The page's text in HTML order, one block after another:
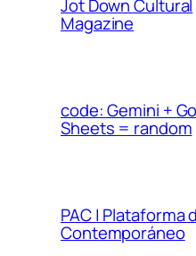
Jot Down Cultural
Magazine
code: Gemini +
Sheets = random
PAC | Plataforma
Contemporáneo